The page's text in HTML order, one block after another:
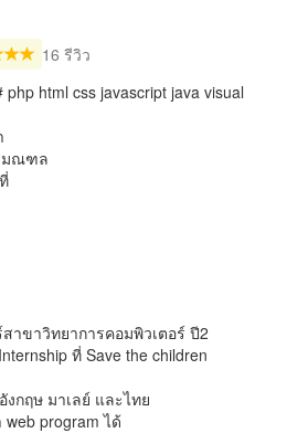
16 รีวิว
html css javascript java visual
มณฑล
าขาวิทยาการคอมพิวเตอร์ ปี2
ที่ Save the children
กฤษ มาเลย์ และไทย
program ได้